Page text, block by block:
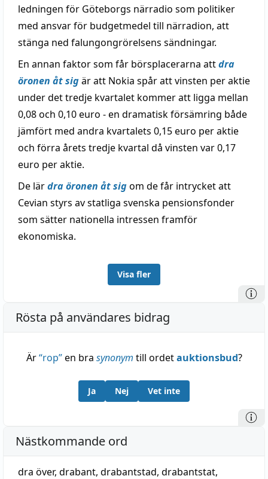
ledningen för Göteborgs närradio som politiker
med ansvar för budgetmedel till närradion, att
stänga ned falungongrörelsens sändningar.
En annan faktor som får börsplacerarna attdra
öronen åt sigär att Nokia spår att vinsten per aktie
under det tredje kvartalet kommer att ligga mellan
0,08 och 0,10 euro - en dramatisk försämring både
jämfört med andra kvartalets 0,15 euro per aktie
och förra årets tredje kvartal då vinsten var 0,17
euro per aktie.
De lärdra öronen åt sigom de får intrycket att
Cevian styrs av statliga svenska pensionsfonder
som sätter nationella intressen framför
ekonomiska.
Visa fler
Rösta på användares bidrag
Är“rop”en bra synonym till ordetauktionsbud?
Ja Nej Vet inte
Nästkommande ord
dra över, drabant, drabantstad, drabantstat,